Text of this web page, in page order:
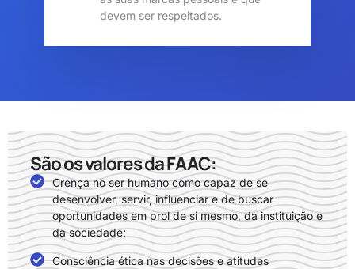
devem ser respeitados.
São os valores da FAAC:
Crença no ser humano como capaz de se
desenvolver, servir, influenciar e de buscar
oportunidades em prol de si mesmo, da instituição e
da sociedade;
Consciência ética nas decisões e atitudes